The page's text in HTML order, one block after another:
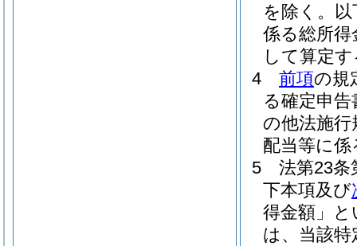
を除く。
係る総所得
して算定
4
前項の規
る確定申
の他法施
配当等に
5
法第23条
下本項及び
得金額」と
は、当該